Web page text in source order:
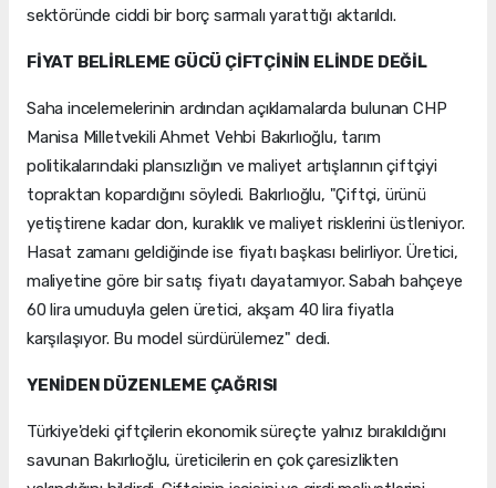
sektöründe ciddi bir borç sarmalı yarattığı aktarıldı.
FİYAT BELİRLEME GÜCÜ ÇİFTÇİNİN ELİNDE DEĞİL
Saha incelemelerinin ardından açıklamalarda bulunan CHP
Manisa Milletvekili Ahmet Vehbi Bakırlıoğlu, tarım
politikalarındaki plansızlığın ve maliyet artışlarının çiftçiyi
topraktan kopardığını söyledi. Bakırlıoğlu, "Çiftçi, ürünü
yetiştirene kadar don, kuraklık ve maliyet risklerini üstleniyor.
Hasat zamanı geldiğinde ise fiyatı başkası belirliyor. Üretici,
maliyetine göre bir satış fiyatı dayatamıyor. Sabah bahçeye
60 lira umuduyla gelen üretici, akşam 40 lira fiyatla
karşılaşıyor. Bu model sürdürülemez" dedi.
YENİDEN DÜZENLEME ÇAĞRISI
Türkiye'deki çiftçilerin ekonomik süreçte yalnız bırakıldığını
savunan Bakırlıoğlu, üreticilerin en çok çaresizlikten